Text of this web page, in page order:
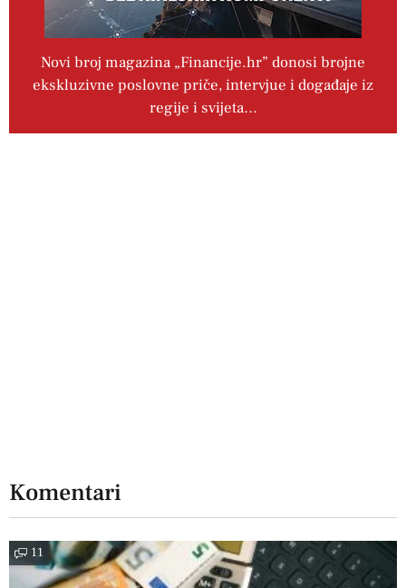
Novi broj magazina „Financije.hr” donosi brojne
ekskluzivne poslovne priče, intervjue i događaje iz
regije i svijeta…
Komentari
11